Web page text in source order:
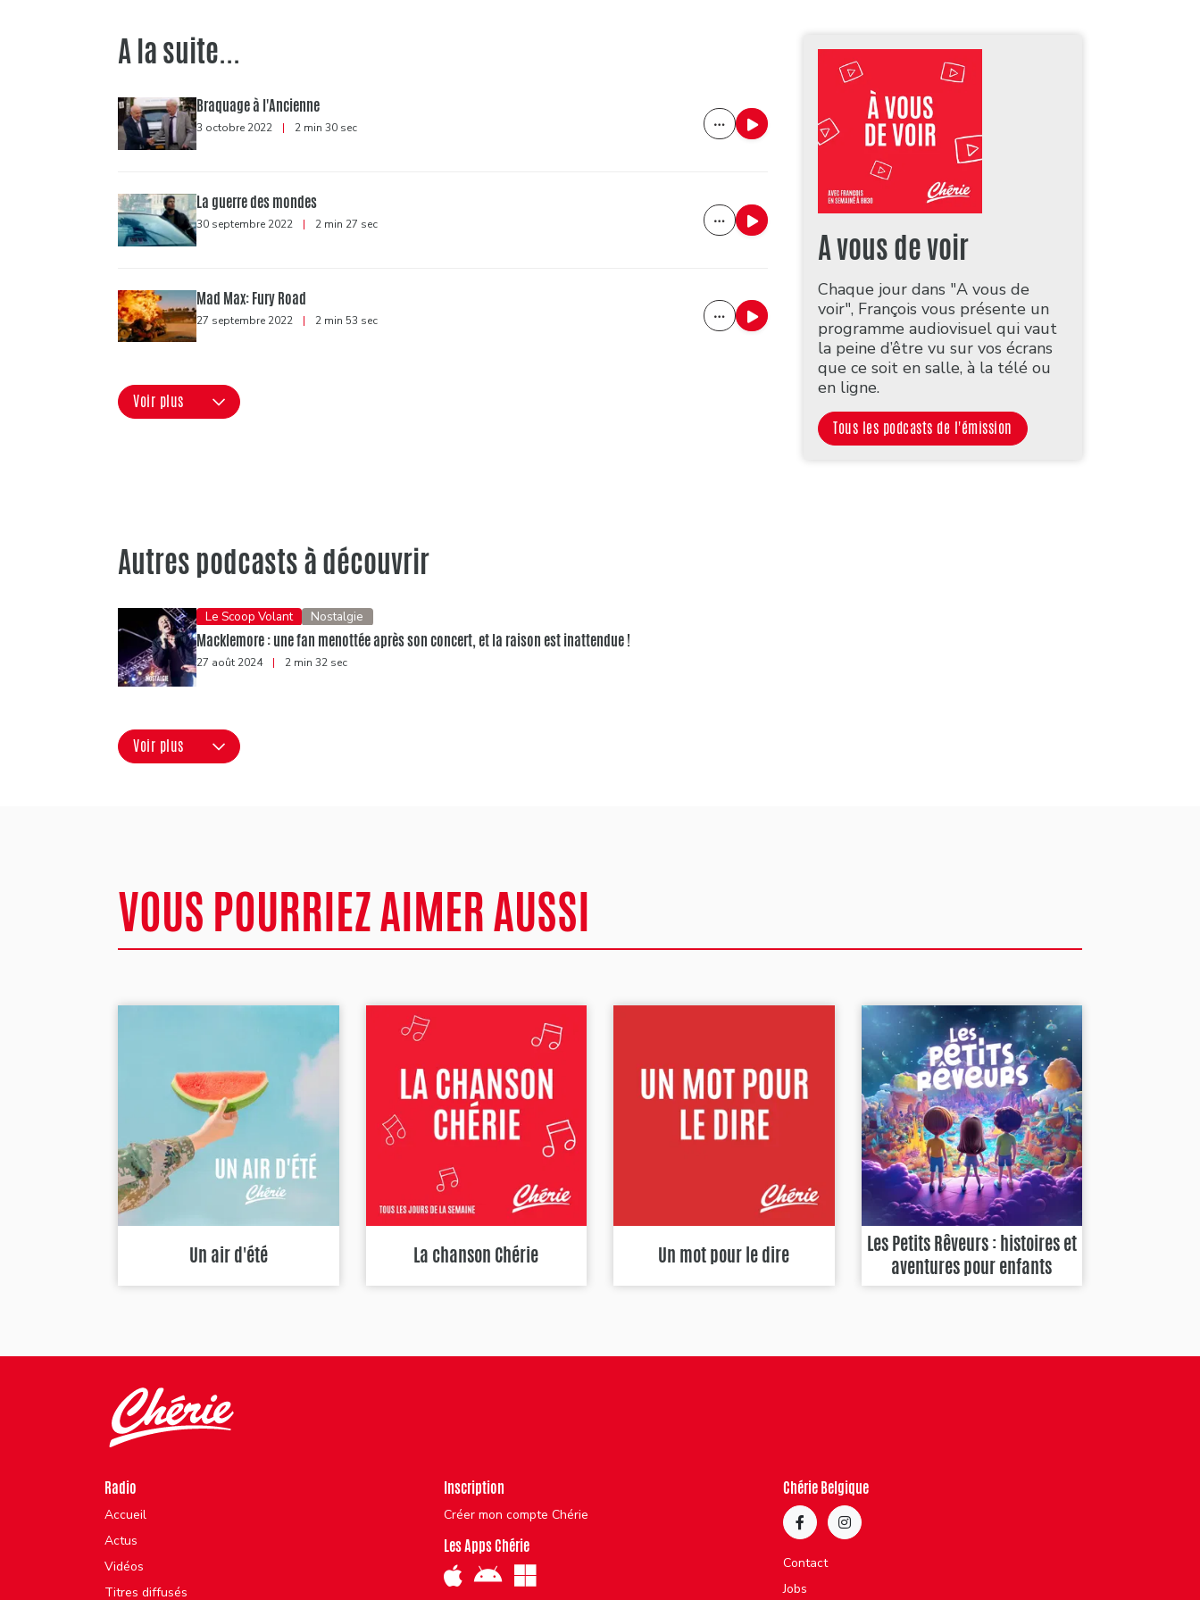
A la suite...
Braquage à l'Ancienne
3 octobre 2022 | 2 min 30 sec
La guerre des mondes
30 septembre 2022 | 2 min 27 sec
Mad Max: Fury Road
27 septembre 2022 | 2 min 53 sec
Voir plus
A vous de voir
Chaque jour dans "A vous de
voir", François vous présente un
programme audiovisuel qui vaut
la peine d’être vu sur vos écrans
que ce soit en salle, à la télé ou
en ligne.
Tous les podcasts de l'émission
Autres podcasts à découvrir
Le Scoop Volant Nostalgie
Macklemore : une fan menottée après son concert, et la raison est inattendue !
27 août 2024 | 2 min 32 sec
Voir plus
VOUS POURRIEZ AIMER AUSSI
Un air d'été La chanson Chérie Un mot pour le dire
Les Petits Rêveurs : histoires et
aventures pour enfants
Radio
Accueil
Actus
Vidéos
Titres diffusés
Inscription
Créer mon compte Chérie
Les Apps Chérie
Chérie Belgique
Contact
Jobs